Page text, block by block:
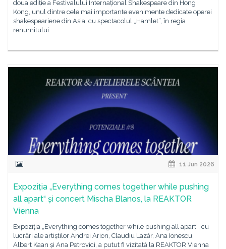
doua ediție a Festivalului Internațional Shakespeare din Hong
Kong, unul dintre cele mai importante evenimente dedicate operei
shakespeariene din Asia, cu spectacolul „Hamlet”, în regia
renumitului
11 Jun 2026
Expoziția „Everything comes together while pushing
all apart“ și concert Mischa Blanos, la REAKTOR
Vienna
Expoziția „Everything comes together while pushing all apart“, cu
lucrări ale artiștilor Andrei Arion, Claudiu Lazăr, Ana Ionescu,
Albert Kaan și Ana Petrovici, a putut fi vizitată la REAKTOR Vienna